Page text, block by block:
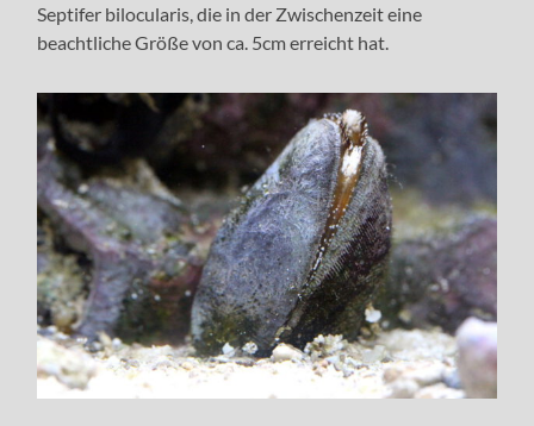
Septifer bilocularis, die in der Zwischenzeit eine
beachtliche Größe von ca. 5cm erreicht hat.